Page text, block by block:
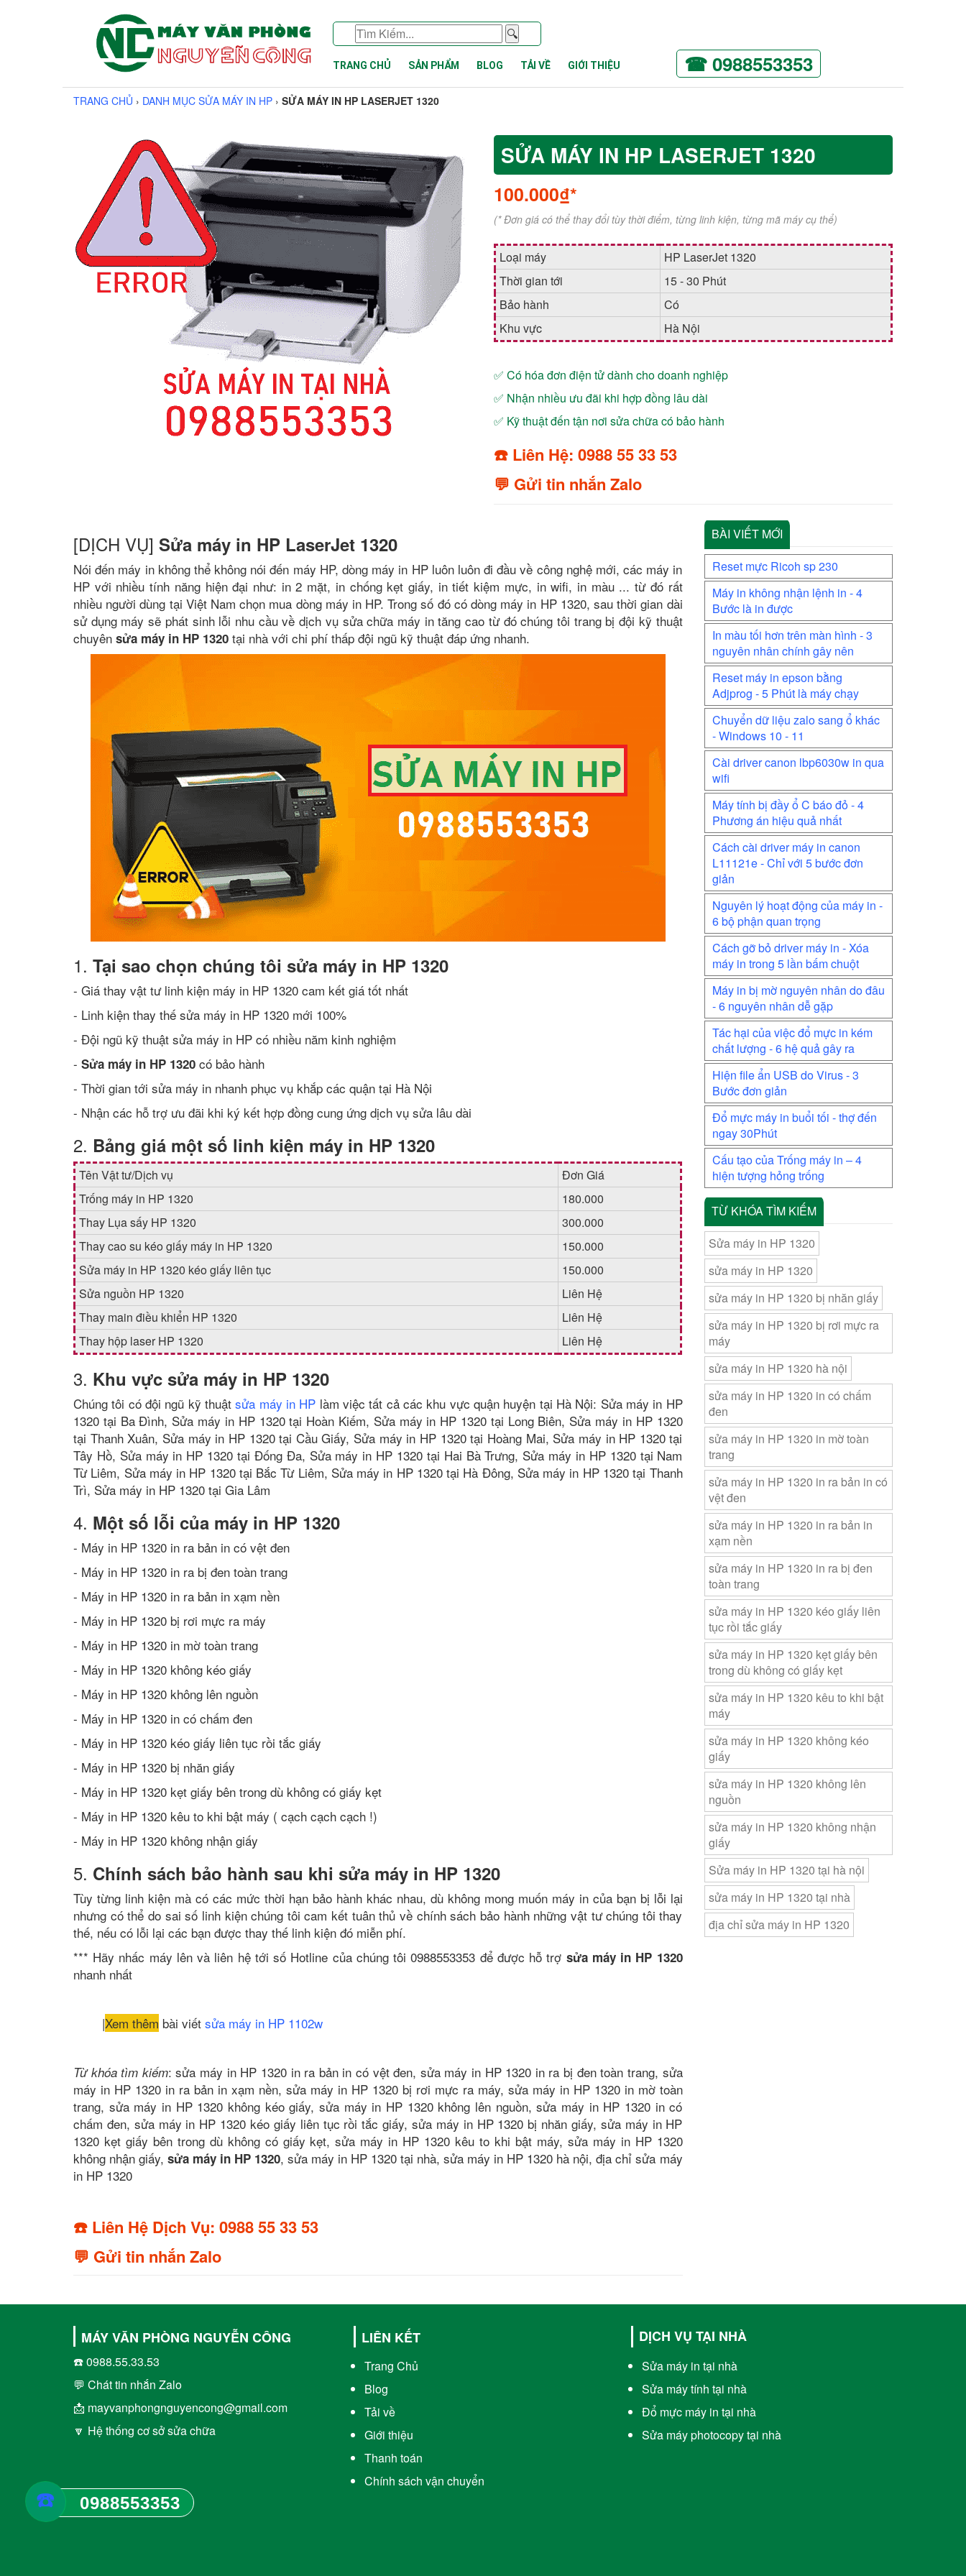
🔍
TRANG CHỦ SẢN PHẨM BLOG TẢI VỀ GIỚI THIỆU ☎ 0988553353
TRANG CHỦ › DANH MỤC SỬA MÁY IN HP › SỬA MÁY IN HP LASERJET 1320
SỬA MÁY IN HP LASERJET 1320
100.000₫*
(* Đơn giá có thể thay đổi tùy thời điểm, từng linh kiện, từng mã máy cụ thể)
Loại máy
HP LaserJet 1320
Thời gian tới
15 - 30 Phút
Bảo hành
Có
Khu vực
Hà Nội
✅ Có hóa đơn điện tử dành cho doanh nghiệp
✅ Nhận nhiều ưu đãi khi hợp đồng lâu dài
✅ Kỹ thuật đến tận nơi sửa chữa có bảo hành
☎️ Liên Hệ: 0988 55 33 53
💬 Gửi tin nhắn Zalo
[DỊCH VỤ] Sửa máy in HP LaserJet 1320
Nói đến máy in không thể không nói đến máy HP, dòng máy in HP luôn luôn đi đầu về công nghệ mới, các máy in
HP với nhiều tính năng hiện đại như: in 2 mặt, in chống kẹt giấy, in tiết kiệm mực, in wifi, in màu ... từ đó rất
nhiều người dùng tại Việt Nam chọn mua dòng máy in HP. Trong số đó có dòng máy in HP 1320, sau thời gian dài
sử dụng máy sẽ phát sinh lỗi nhu cầu về dịch vụ sửa chữa máy in tăng cao từ đó chúng tôi trang bị đội kỹ thuật
chuyên sửa máy in HP 1320 tại nhà với chi phí thấp đội ngũ kỹ thuật đáp ứng nhanh.
1. Tại sao chọn chúng tôi sửa máy in HP 1320
- Giá thay vật tư linh kiện máy in HP 1320 cam kết giá tốt nhất
- Linh kiện thay thế sửa máy in HP 1320 mới 100%
- Đội ngũ kỹ thuật sửa máy in HP có nhiều năm kinh nghiệm
- Sửa máy in HP 1320 có bảo hành
- Thời gian tới sửa máy in nhanh phục vụ khắp các quận tại Hà Nội
- Nhận các hỗ trợ ưu đãi khi ký kết hợp đồng cung ứng dịch vụ sửa lâu dài
2. Bảng giá một số linh kiện máy in HP 1320
Tên Vật tư/Dịch vụ
Đơn Giá
Trống máy in HP 1320
180.000
Thay Lụa sấy HP 1320
300.000
Thay cao su kéo giấy máy in HP 1320
150.000
Sửa máy in HP 1320 kéo giấy liên tục
150.000
Sửa nguồn HP 1320
Liên Hệ
Thay main điều khiển HP 1320
Liên Hệ
Thay hộp laser HP 1320
Liên Hệ
3. Khu vực sửa máy in HP 1320
Chúng tôi có đội ngũ kỹ thuậtsửa máy in HP làm việc tất cả các khu vực quận huyện tại Hà Nội: Sửa máy in HP
1320 tại Ba Đình, Sửa máy in HP 1320 tại Hoàn Kiếm, Sửa máy in HP 1320 tại Long Biên, Sửa máy in HP 1320
tại Thanh Xuân, Sửa máy in HP 1320 tại Cầu Giấy, Sửa máy in HP 1320 tại Hoàng Mai, Sửa máy in HP 1320 tại
Tây Hồ, Sửa máy in HP 1320 tại Đống Đa, Sửa máy in HP 1320 tại Hai Bà Trưng, Sửa máy in HP 1320 tại Nam
Từ Liêm, Sửa máy in HP 1320 tại Bắc Từ Liêm, Sửa máy in HP 1320 tại Hà Đông, Sửa máy in HP 1320 tại Thanh
Trì, Sửa máy in HP 1320 tại Gia Lâm
4. Một số lỗi của máy in HP 1320
- Máy in HP 1320 in ra bản in có vệt đen
- Máy in HP 1320 in ra bị đen toàn trang
- Máy in HP 1320 in ra bản in xạm nền
- Máy in HP 1320 bị rơi mực ra máy
- Máy in HP 1320 in mờ toàn trang
- Máy in HP 1320 không kéo giấy
- Máy in HP 1320 không lên nguồn
- Máy in HP 1320 in có chấm đen
- Máy in HP 1320 kéo giấy liên tục rồi tắc giấy
- Máy in HP 1320 bị nhăn giấy
- Máy in HP 1320 kẹt giấy bên trong dù không có giấy kẹt
- Máy in HP 1320 kêu to khi bật máy ( cạch cạch cạch !)
- Máy in HP 1320 không nhận giấy
5. Chính sách bảo hành sau khi sửa máy in HP 1320
Tùy từng linh kiện mà có các mức thời hạn bảo hành khác nhau, dù không mong muốn máy in của bạn bị lỗi lại
nhưng có thể do sai số linh kiện chúng tôi cam kết tuân thủ về chính sách bảo hành những vật tư chúng tôi thay
thế, nếu có lỗi lại các bạn được thay thế linh kiện đó miễn phí.
*** Hãy nhấc máy lên và liên hệ tới số Hotline của chúng tôi 0988553353 để được hỗ trợ sửa máy in HP 1320
nhanh nhất
|Xem thêm bài viết sửa máy in HP 1102w
Từ khóa tìm kiếm: sửa máy in HP 1320 in ra bản in có vệt đen, sửa máy in HP 1320 in ra bị đen toàn trang, sửa
máy in HP 1320 in ra bản in xạm nền, sửa máy in HP 1320 bị rơi mực ra máy, sửa máy in HP 1320 in mờ toàn
trang, sửa máy in HP 1320 không kéo giấy, sửa máy in HP 1320 không lên nguồn, sửa máy in HP 1320 in có
chấm đen, sửa máy in HP 1320 kéo giấy liên tục rồi tắc giấy, sửa máy in HP 1320 bị nhăn giấy, sửa máy in HP
1320 kẹt giấy bên trong dù không có giấy kẹt, sửa máy in HP 1320 kêu to khi bật máy, sửa máy in HP 1320
không nhận giấy,sửa máy in HP 1320, sửa máy in HP 1320 tại nhà, sửa máy in HP 1320 hà nội, địa chỉ sửa máy
in HP 1320
☎️ Liên Hệ Dịch Vụ: 0988 55 33 53
💬 Gửi tin nhắn Zalo
BÀI VIẾT MỚI
Reset mực Ricoh sp 230
Máy in không nhận lệnh in - 4
Bước là in được
In màu tối hơn trên màn hình - 3
nguyên nhân chính gây nên
Reset máy in epson bằng
Adjprog - 5 Phút là máy chạy
Chuyển dữ liệu zalo sang ổ khác
- Windows 10 - 11
Cài driver canon lbp6030w in qua
wifi
Máy tính bị đầy ổ C báo đỏ - 4
Phương án hiệu quả nhất
Cách cài driver máy in canon
L11121e - Chỉ với 5 bước đơn
giản
Nguyên lý hoạt động của máy in -
6 bộ phận quan trọng
Cách gỡ bỏ driver máy in - Xóa
máy in trong 5 lần bấm chuột
Máy in bị mờ nguyên nhân do đâu
- 6 nguyên nhân dễ gặp
Tác hại của việc đổ mực in kém
chất lượng - 6 hệ quả gây ra
Hiện file ẩn USB do Virus - 3
Bước đơn giản
Đổ mực máy in buổi tối - thợ đến
ngay 30Phút
Cấu tạo của Trống máy in – 4
hiện tượng hỏng trống
TỪ KHÓA TÌM KIẾM
Sửa máy in HP 1320
sửa máy in HP 1320
sửa máy in HP 1320 bị nhăn giấy
sửa máy in HP 1320 bị rơi mực ra
máy
sửa máy in HP 1320 hà nội
sửa máy in HP 1320 in có chấm
đen
sửa máy in HP 1320 in mờ toàn
trang
sửa máy in HP 1320 in ra bản in có
vệt đen
sửa máy in HP 1320 in ra bản in
xạm nền
sửa máy in HP 1320 in ra bị đen
toàn trang
sửa máy in HP 1320 kéo giấy liên
tục rồi tắc giấy
sửa máy in HP 1320 kẹt giấy bên
trong dù không có giấy kẹt
sửa máy in HP 1320 kêu to khi bật
máy
sửa máy in HP 1320 không kéo
giấy
sửa máy in HP 1320 không lên
nguồn
sửa máy in HP 1320 không nhận
giấy
Sửa máy in HP 1320 tại hà nội
sửa máy in HP 1320 tại nhà
địa chỉ sửa máy in HP 1320
MÁY VĂN PHÒNG NGUYỄN CÔNG
☎️ 0988.55.33.53
💬 Chát tin nhắn Zalo
📩 mayvanphongnguyencong@gmail.com
🔽 Hệ thống cơ sở sửa chữa
LIÊN KẾT
Trang Chủ
Blog
Tải về
Giới thiệu
Thanh toán
Chính sách vận chuyển
DỊCH VỤ TẠI NHÀ
Sửa máy in tại nhà
Sửa máy tính tại nhà
Đổ mực máy in tại nhà
Sửa máy photocopy tại nhà
☎️ 0988553353